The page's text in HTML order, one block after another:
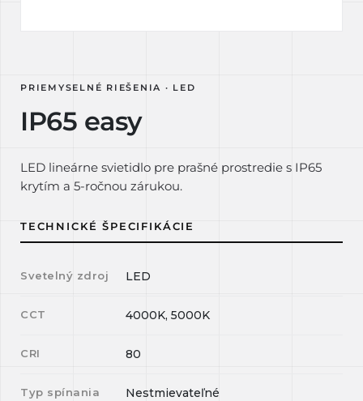
PRIEMYSELNÉ RIEŠENIA · LED
IP65 easy
LED lineárne svietidlo pre prašné prostredie s IP65
krytím a 5-ročnou zárukou.
TECHNICKÉ ŠPECIFIKÁCIE
Svetelný zdroj LED
CCT 4000K, 5000K
CRI 80
Typ spínania Nestmievateľné